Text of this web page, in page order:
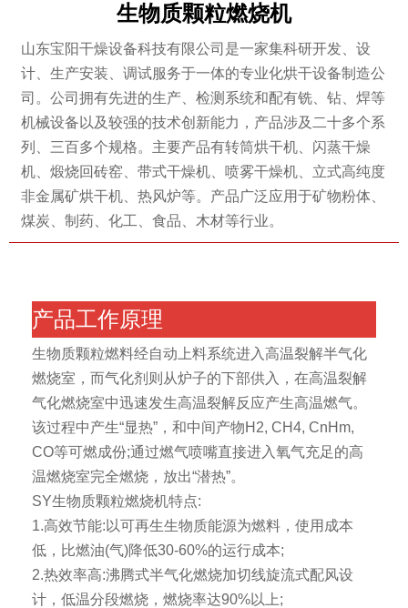
生物质颗粒燃烧机
山东宝阳干燥设备科技有限公司是一家集科研开发、设
计、生产安装、调试服务于一体的专业化烘干设备制造公
司。公司拥有先进的生产、检测系统和配有铣、钻、焊等
机械设备以及较强的技术创新能力，产品涉及二十多个系
列、三百多个规格。主要产品有转筒烘干机、闪蒸干燥
机、煅烧回砖窑、带式干燥机、喷雾干燥机、立式高纯度
非金属矿烘干机、热风炉等。产品广泛应用于矿物粉体、
煤炭、制药、化工、食品、木材等行业。
产品工作原理
生物质颗粒燃料经自动上料系统进入高温裂解半气化
燃烧室，而气化剂则从炉子的下部供入，在高温裂解
气化燃烧室中迅速发生高温裂解反应产生高温燃气。
该过程中产生“显热”，和中间产物H2, CH4, CnHm,
CO等可燃成份;通过燃气喷嘴直接进入氧气充足的高
温燃烧室完全燃烧，放出“潜热”。
SY生物质颗粒燃烧机特点:
1.高效节能:以可再生生物质能源为燃料，使用成本
低，比燃油(气)降低30-60%的运行成本;
2.热效率高:沸腾式半气化燃烧加切线旋流式配风设
计，低温分段燃烧，燃烧率达90%以上;